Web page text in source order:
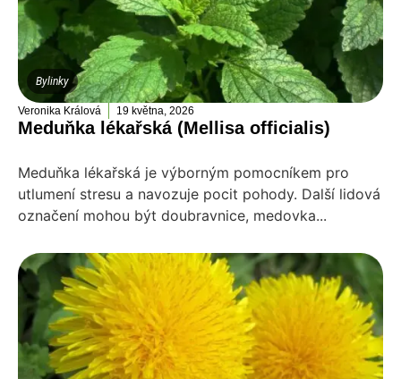
Bylinky
Veronika Králová 19 května, 2026
Meduňka lékařská (Mellisa officialis)
Meduňka lékařská je výborným pomocníkem pro
utlumení stresu a navozuje pocit pohody. Další lidová
označení mohou být doubravnice, medovka...